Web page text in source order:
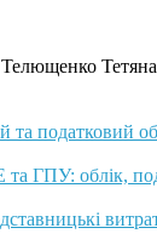
Телющенко Тетяна